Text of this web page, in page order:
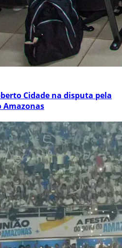
Cidade na disputa pela
Amazonas